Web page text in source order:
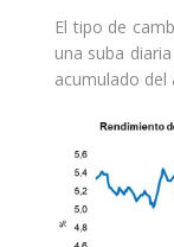
El tipo de
una suba
acumulado del